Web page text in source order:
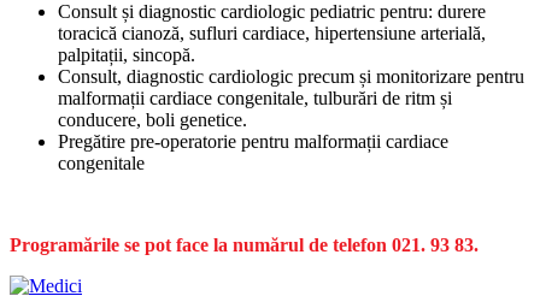
Consult și diagnostic cardiologic pediatric pentru: durere
toracică cianoză, sufluri cardiace, hipertensiune arterială,
palpitații, sincopă.
Consult, diagnostic cardiologic precum și monitorizare pentru
malformații cardiace congenitale, tulburări de ritm și
conducere, boli genetice.
Pregătire pre-operatorie pentru malformații cardiace
congenitale
Programările se pot face la numărul de telefon 021. 93 83.